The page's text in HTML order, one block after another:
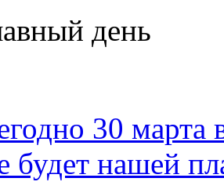
день
30 марта
будет нашей